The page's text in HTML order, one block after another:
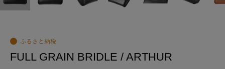
FULL GRAIN BRIDLE / ARTHUR